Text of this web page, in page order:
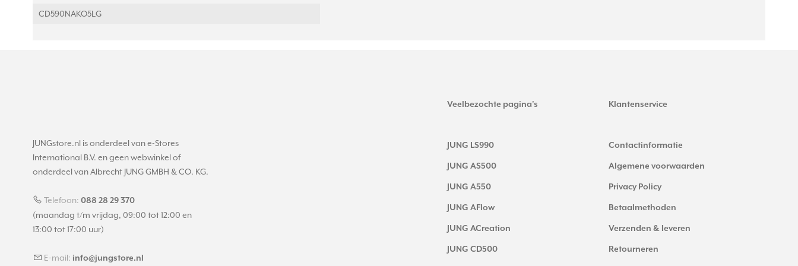
CD590NAKO5LG
JUNGstore.nl is onderdeel van e-Stores
International B.V. en geen webwinkel of
onderdeel van Albrecht JUNG GMBH & CO. KG.
Telefoon: 088 28 29 370
(maandag t/m vrijdag, 09:00 tot 12:00 en
13:00 tot 17:00 uur)
E-mail: info@jungstore.nl
Veelbezochte pagina's
JUNG LS990
JUNG AS500
JUNG A550
JUNG AFlow
JUNG ACreation
JUNG CD500
Klantenservice
Contactinformatie
Algemene voorwaarden
Privacy Policy
Betaalmethoden
Verzenden & leveren
Retourneren